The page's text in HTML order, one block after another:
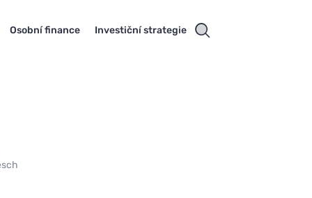
Osobní finance Investiční strategie